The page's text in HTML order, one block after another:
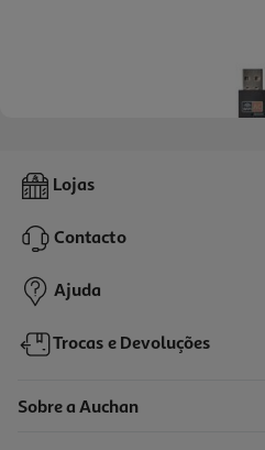
Adaptador Usb Wi-Fi Qilive
10,99 €
Lojas
Contacto
Ajuda
Trocas e Devoluções
Sobre a Auchan